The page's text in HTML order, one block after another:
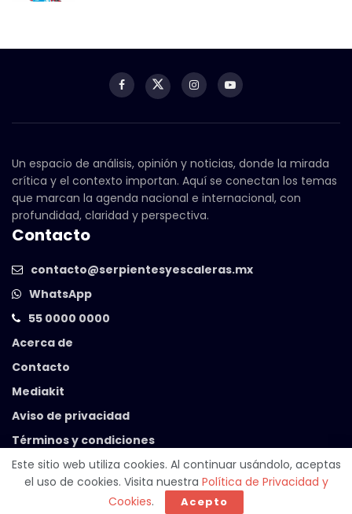
Un espacio de análisis, opinión y noticias, donde la mirada
crítica y el contexto importan. Aquí se conectan los temas
que marcan la agenda nacional e internacional, con
profundidad, claridad y perspectiva.
Contacto
contacto@serpientesyescaleras.mx
WhatsApp
55 0000 0000
Acerca de
Contacto
Mediakit
Aviso de privacidad
Términos y condiciones
© 2025 Serpientes y Escaleras. Powered by
Este sitio web utiliza cookies. Al continuar usándolo, aceptas
el uso de cookies. Visita nuestra Política de Privacidad y
Cookies. Acepto